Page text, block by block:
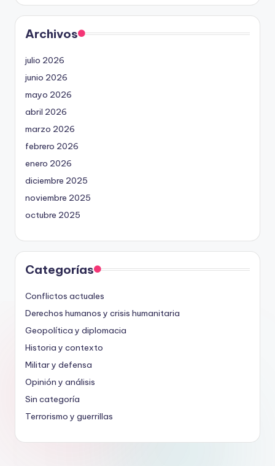
Archivos
julio 2026
junio 2026
mayo 2026
abril 2026
marzo 2026
febrero 2026
enero 2026
diciembre 2025
noviembre 2025
octubre 2025
Categorías
Conflictos actuales
Derechos humanos y crisis humanitaria
Geopolítica y diplomacia
Historia y contexto
Militar y defensa
Opinión y análisis
Sin categoría
Terrorismo y guerrillas